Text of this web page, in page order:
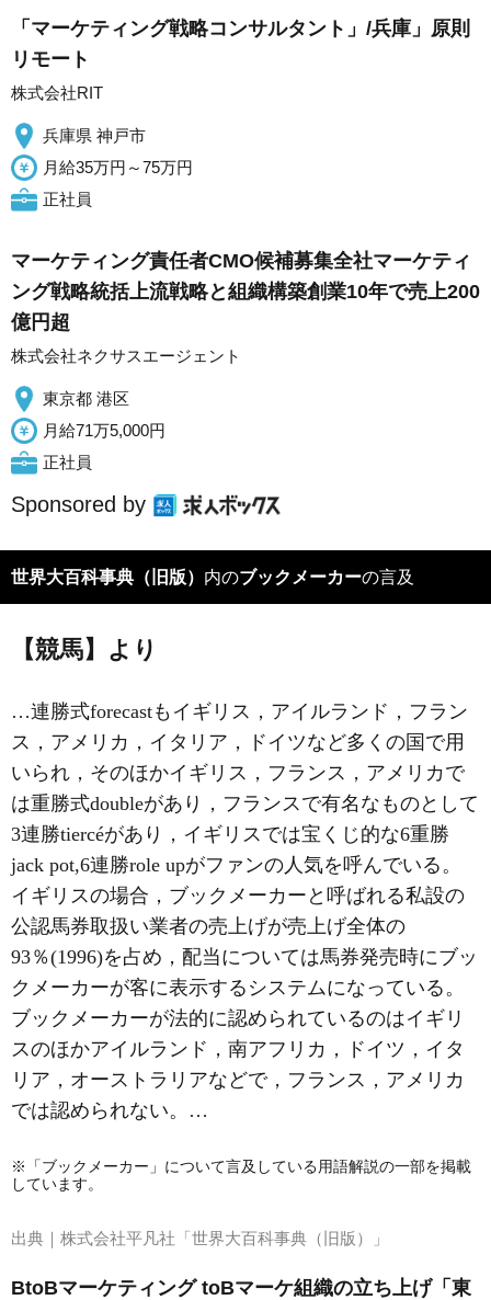
「マーケティング戦略コンサルタント」/兵庫」原則
リモート
株式会社RIT
兵庫県 神戸市
月給35万円～75万円
正社員
マーケティング責任者CMO候補募集全社マーケティ
ング戦略統括上流戦略と組織構築創業10年で売上200
億円超
株式会社ネクサスエージェント
東京都 港区
月給71万5,000円
正社員
Sponsored by
世界大百科事典（旧版） 内のブックメーカーの言及
【競馬】より
…連勝式forecastもイギリス，アイルランド，フラン
ス，アメリカ，イタリア，ドイツなど多くの国で用
いられ，そのほかイギリス，フランス，アメリカで
は重勝式doubleがあり，フランスで有名なものとして
3連勝tiercéがあり，イギリスでは宝くじ的な6重勝
jack pot,6連勝role upがファンの人気を呼んでいる。
イギリスの場合，ブックメーカーと呼ばれる私設の
公認馬券取扱い業者の売上げが売上げ全体の
93％(1996)を占め，配当については馬券発売時にブッ
クメーカーが客に表示するシステムになっている。
ブックメーカーが法的に認められているのはイギリ
スのほかアイルランド，南アフリカ，ドイツ，イタ
リア，オーストラリアなどで，フランス，アメリカ
では認められない。…
※「ブックメーカー」について言及している用語解説の一部を掲載
しています。
出典｜ 株式会社平凡社「世界大百科事典（旧版）」
BtoBマーケティング toBマーケ組織の立ち上げ「東